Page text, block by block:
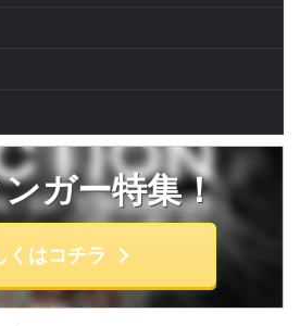
ガー特集！
くはコチラ